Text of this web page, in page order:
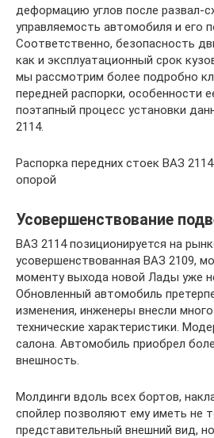
деформацию углов после развал-
управляемость автомобиля и его
Соответственно, безопасность
как и эксплуатационный срок
мы рассмотрим более подробно
передней распорки, особенности
поэтапный процесс установки
2114.
Распорка передних стоек ВАЗ
опорой
Усовершенствование
ВАЗ 2114 позиционируется на
усовершенствованная ВАЗ 2109,
моменту выхода новой Лады уже
Обновленный автомобиль
изменения, инженеры внесли
технические характеристики.
салона. Автомобиль приобрел
внешность.
Молдинги вдоль всех бортов,
спойлер позволяют ему иметь не
представительный внешний вид,